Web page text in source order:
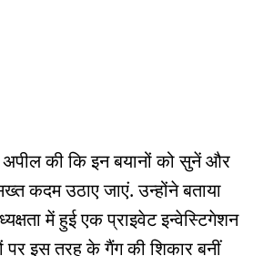
अपील की कि इन बयानों को सुनें और
कदम उठाए जाएं. उन्होंने बताया
में हुई एक प्राइवेट इन्वेस्टिगेशन
इस तरह के गैंग की शिकार बनीं